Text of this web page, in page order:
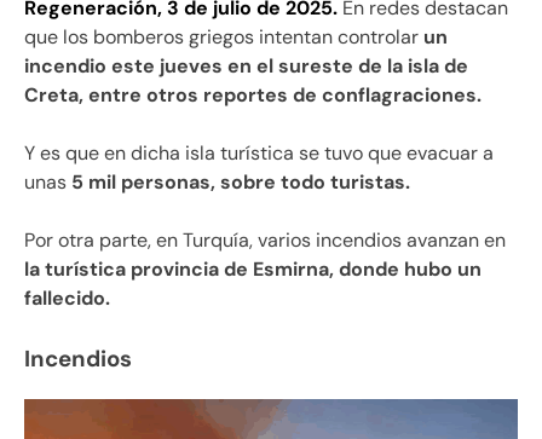
Regeneración, 3 de julio de 2025. En redes destacan
que los bomberos griegos intentan controlar un
incendio este jueves en el sureste de la isla de
Creta, entre otros reportes de conflagraciones.
Y es que en dicha isla turística se tuvo que evacuar a
unas 5 mil personas, sobre todo turistas.
Por otra parte, en Turquía, varios incendios avanzan en
la turística provincia de Esmirna, donde hubo un
fallecido.
Incendios